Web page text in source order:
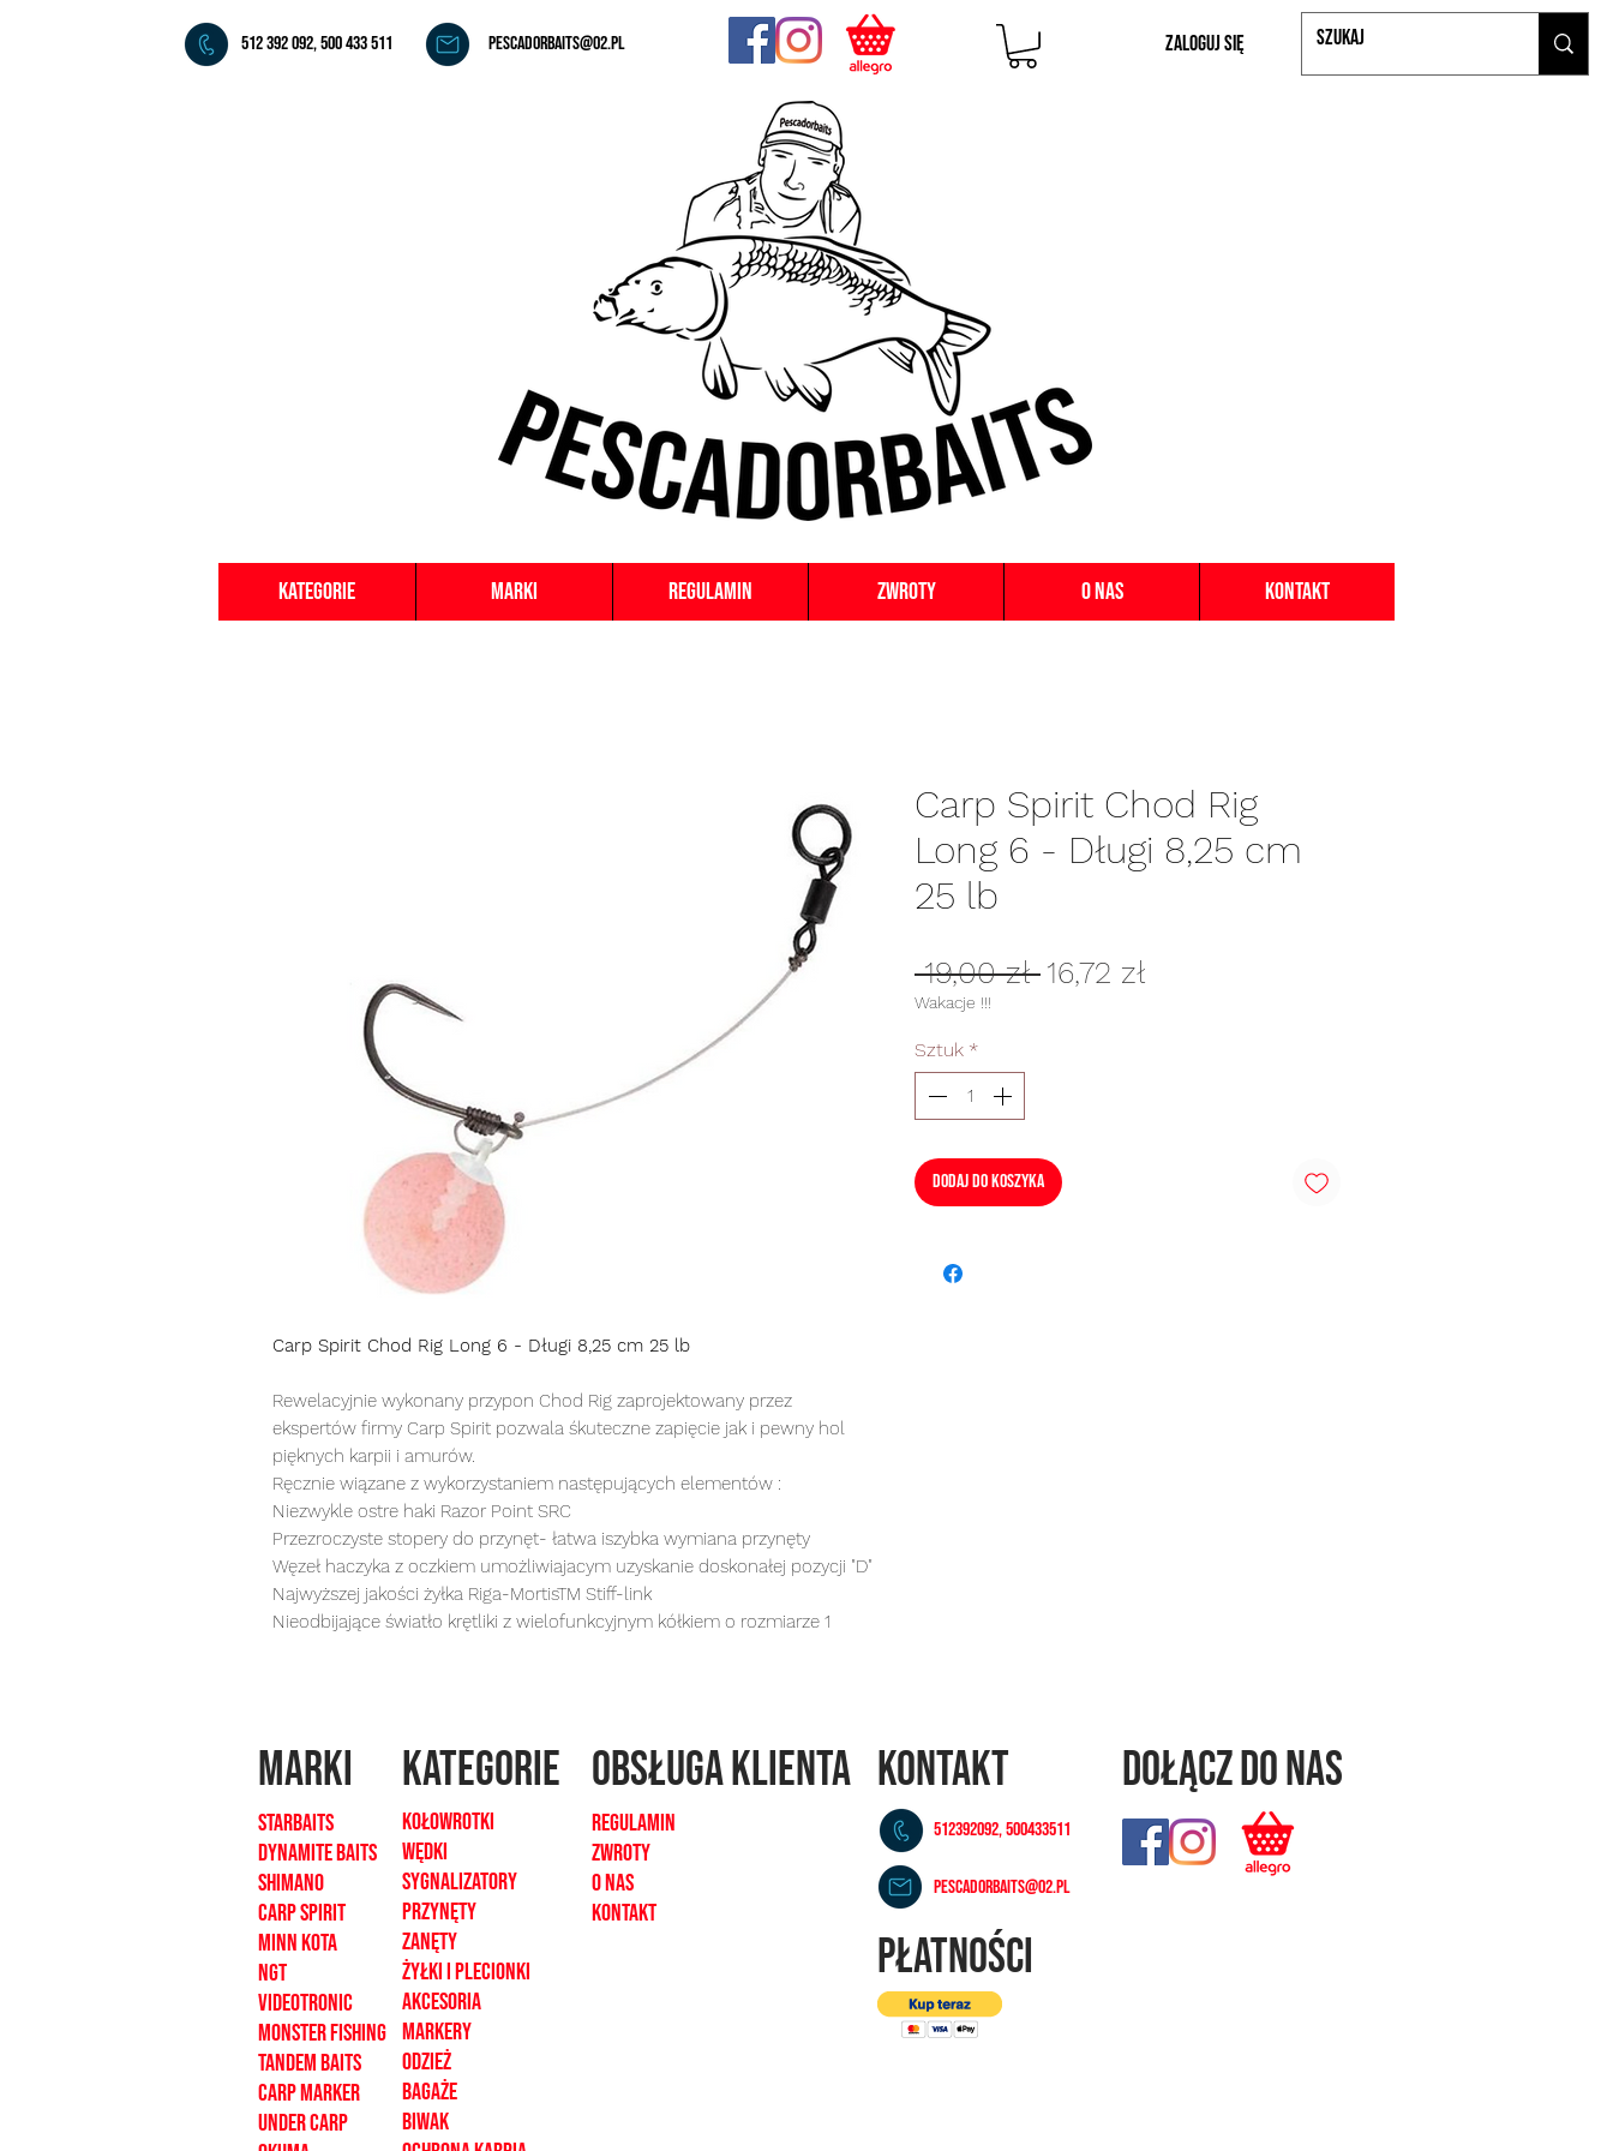
Zaloguj się
pescadorbaits@o2.pl
512 392 092, 500 433 511
Carp Spirit Chod Rig Long 6 - Długi 8,25 cm 25 lb
Rewelacyjnie wykonany przypon Chod Rig zaprojektowany przez
ekspertów firmy Carp Spirit pozwala śkuteczne zapięcie jak i pewny hol
pięknych karpii i amurów.
Ręcznie wiązane z wykorzystaniem następujących elementów :
Niezwykle ostre haki Razor Point SRC
Przezroczyste stopery do przynęt- łatwa iszybka wymiana przynęty
Węzeł haczyka z oczkiem umożliwiajacym uzyskanie doskonałej pozycji "D"
Najwyższej jakości żyłka Riga-MortisTM Stiff-link
Nieodbijające światło krętliki z wielofunkcyjnym kółkiem o rozmiarze 1
Carp Spirit Chod Rig
Long 6 - Długi 8,25 cm
25 lb
19,00 zł Regularna
16,72 zł
Wakacje !!!
Sztuk *
Dodaj do koszyka
Kategorie Marki Regulamin Zwroty O nas Kontakt
MARKI
Starbaits
dynamite baits
shimano
carp spirit
minn kota
ngt
videotronic
monster fishing
tandem baits
carp marker
under carp
kategorie
Kołowrotki
Wędki
sygnalizatory
Przynęty
zanęty
żyłki i plecionki
akcesoria
markery
odzież
bagaże
biwak
OBSŁUGA KLIENTA
REGULAMIN
ZWROTY
O NAS
KONTAKT
KONTAKT
512392092, 500433511
pescadorbaits@o2.pl
Dołącz do nas
PŁATNOŚCI